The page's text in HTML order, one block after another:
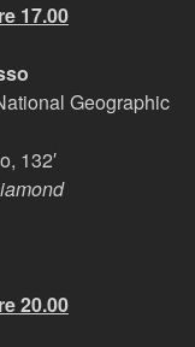
17.00
Geographic
132′
20.00